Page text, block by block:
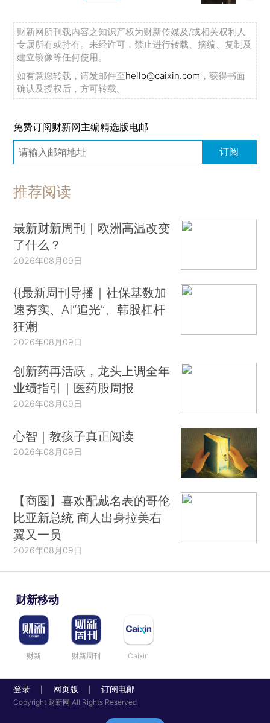
财新网所刊载内容之知识产权为财新传媒及/或相关权利人
专属所有或持有。未经许可，禁止进行转载、摘编、复制及
建立镜像等任何使用。
如有意愿转载，请发邮件至hello@caixin.com ，获得书面
确认及授权后，方可转载。
免费订阅财新网主编精选版电邮
订阅
推荐阅读
最新财新周刊｜欧洲高温改变
了什么？
2026年08月09日
{{最新周刊导播｜社保基数加
速夯实、AI“追光”、韩股杠杆
狂潮
2026年08月09日
创新药再活跃，龙头上调全年
业绩指引｜医药股周报
2026年08月09日
心智｜教孩子真正阅读
2026年08月09日
【商圈】喜欢配戴名表的哥伦
比亚新总统 商人出身拉美右
翼又一员
2026年08月09日
财新移动
财新 财新周刊 Caixin
登录 网页版 订阅电邮
Copyright 财新网 All Rights Reserved